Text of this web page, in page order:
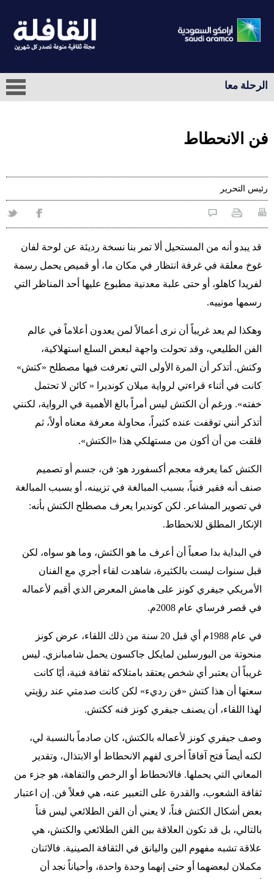
الرحلة معا
فن الانحطاط
رئيس التحرير
قد يبدو أنه من المستحيل ألا تمر بنا نسخة رديئة عن لوحة لفان
غوخ معلقة في غرفة انتظار في مكان ما، أو قميص يحمل رسمة
لفريدا كاهلو، أو حتى علبة معدنية مطبوع عليها أحد المناظر التي
رسمها مونييه.
وهكذا لم يعد غريباً أن نرى أعمالاً لمن يعدون أعلاماً في عالم
الفن الطليعي، وقد تحولت واجهة لبعض السلع استهلاكية،
وكتش. أتذكر أن المرة الأولى التي تعرفت فيها مصطلح «كتش»
كانت في أثناء قراءتي لرواية ميلان كونديرا « كائن لا تحتمل
خفته». ورغم أن الكتش ليس أمراً بالغ الأهمية في الرواية، لكنني
أتذكر أنني توقفت عنده كثيراً، محاولة معرفة معناه أولاً، ثم
قلقت من أن أكون من مستهلكي هذا «الكتش».
الكتش كما يعرفه معجم أكسفورد هو: فن، جسم أو تصميم
صنف أنه فقير فنياً، بسبب المبالغة في تزيينه، أو بسبب المبالغة
في تصوير المشاعر. لكن كونديرا يعرف مصطلح الكتش بأنه:
الإنكار المطلق للانحطاط.
في البداية بدا صعباً أن أعرف ما هو الكتش، وما هو سواه، لكن
قبل سنوات ليست بالكثيرة، شاهدت لقاء أجري مع الفنان
الأمريكي جيفري كونز على هامش المعرض الذي أقيم لأعماله
في قصر فرساي عام 2008م.
في عام 1988م أي قبل 20 سنة من ذلك اللقاء، عرض كونز
منحوتة من البورسلين لمايكل جاكسون يحمل شامبانزي. ليس
غريباً أن يعتبر أي شخص يعتقد بامتلاكه ثقافة فنية، أيًا كانت
سعتها أن هذا كتش «فن رديء» لكن كانت صدمتي عند رؤيتي
لهذا اللقاء، أن يصنف جيفري كونز فنه ككتش.
وصف جيفري كونز لأعماله بالكتش، كان صادماً بالنسبة لي،
لكنه أيضاً فتح آفاقاً أخرى لفهم الانحطاط أو الابتذال، وتقدير
المعاني التي يحملها. فالانحطاط أو الرخص والتفاهة، هو جزء من
ثقافة الشعوب، والقدرة على التعبير عنه، هي فعلاً فن. إن اعتبار
بعض أشكال الكتش فناً، لا يعني أن الفن الطلائعي ليس فناً
بالتالي، بل قد تكون العلاقة بين الفن الطلائعي والكتش، هي
علاقة تشبه مفهوم الين واليانق في الثقافة الصينية. فالاثنان
مكملان لبعضهما أو حتى إنهما وحدة واحدة، وأحياناً نجد أن